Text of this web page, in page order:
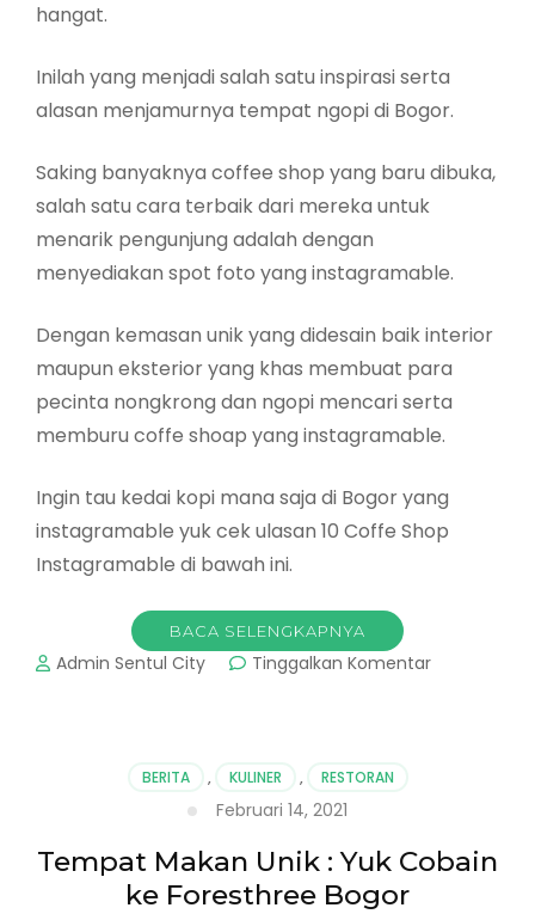
hangat.
Inilah yang menjadi salah satu inspirasi serta
alasan menjamurnya tempat ngopi di Bogor.
Saking banyaknya coffee shop yang baru dibuka,
salah satu cara terbaik dari mereka untuk
menarik pengunjung adalah dengan
menyediakan spot foto yang instagramable.
Dengan kemasan unik yang didesain baik interior
maupun eksterior yang khas membuat para
pecinta nongkrong dan ngopi mencari serta
memburu coffe shoap yang instagramable.
Ingin tau kedai kopi mana saja di Bogor yang
instagramable yuk cek ulasan 10 Coffe Shop
Instagramable di bawah ini.
BACA SELENGKAPNYA
Admin Sentul City Tinggalkan Komentarpada
BERITA , KULINER , RESTORAN
Februari 14, 2021
Tempat Makan Unik : Yuk Cobain
ke Foresthree Bogor